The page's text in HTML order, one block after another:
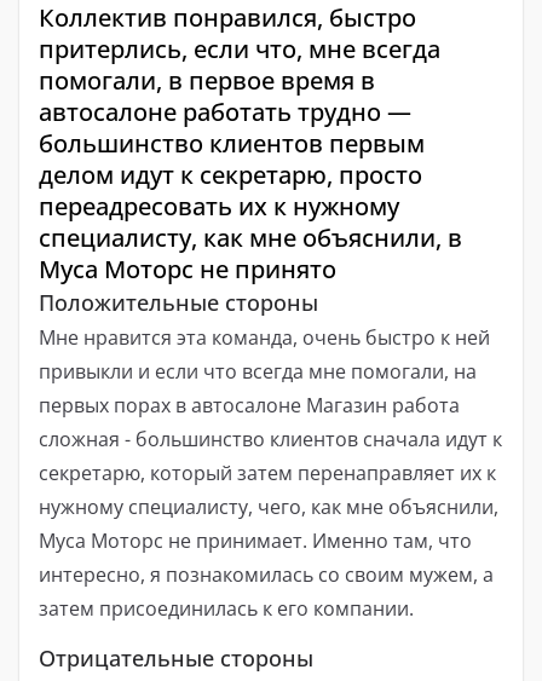
Коллектив понравился, быстро
притерлись, если что, мне всегда
помогали, в первое время в
автосалоне работать трудно —
большинство клиентов первым
делом идут к секретарю, просто
переадресовать их к нужному
специалисту, как мне объяснили, в
Муса Моторс не принято
Положительные стороны
Мне нравится эта команда, очень быстро к ней
привыкли и если что всегда мне помогали, на
первых порах в автосалоне Магазин работа
сложная - большинство клиентов сначала идут к
секретарю, который затем перенаправляет их к
нужному специалисту, чего, как мне объяснили,
Муса Моторс не принимает. Именно там, что
интересно, я познакомилась со своим мужем, а
затем присоединилась к его компании.
Отрицательные стороны